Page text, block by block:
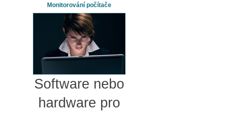
Monitorování počítače
Software nebo
hardware pro